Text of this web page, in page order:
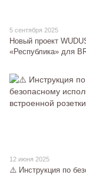
5 сентября 2025
Новый проект
«Республика» для
12 июня 2025
⚠️ Инструкция по